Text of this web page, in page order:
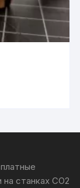
станках CO2